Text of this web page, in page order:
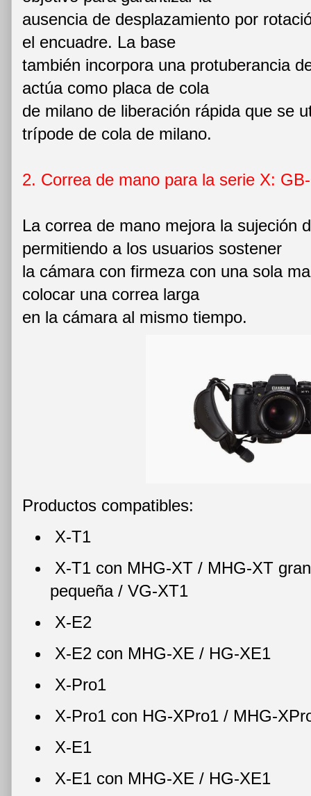
ausencia de desplazamiento por
el encuadre. La base
también incorpora una protuberancia
actúa como placa de cola
de milano de liberación rápida que se
trípode de cola de milano.
2. Correa de mano para la serie X:
La correa de mano mejora la sujeción
permitiendo a los usuarios sostener
la cámara con firmeza con una sola
colocar una correa larga
en la cámara al mismo tiempo.
Productos compatibles:
X-T1
X-T1 con MHG-XT / MHG-XT
pequeña / VG-XT1
X-E2
X-E2 con MHG-XE / HG-XE1
X-Pro1
X-Pro1 con HG-XPro1 / MHG-
X-E1
X-E1 con MHG-XE / HG-XE1